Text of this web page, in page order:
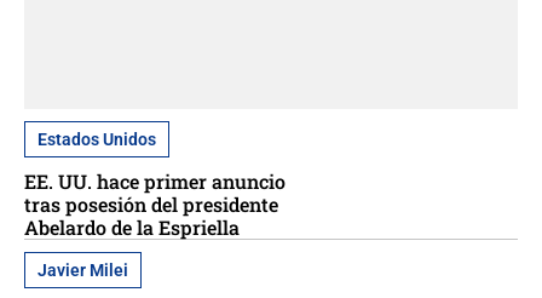
Estados Unidos
EE. UU. hace primer anuncio
tras posesión del presidente
Abelardo de la Espriella
Javier Milei